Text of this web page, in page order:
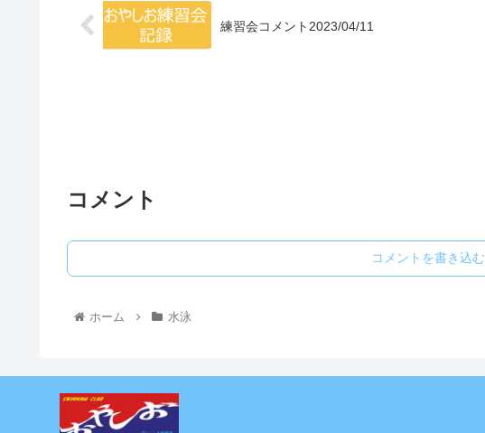
練習会コメント2023/04/11
コメント
コメントを書き込む
ホーム 水泳